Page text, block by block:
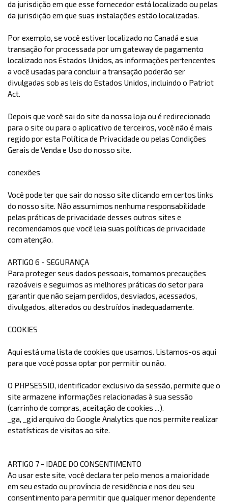
da jurisdição em que esse fornecedor está localizado ou pelas
da jurisdição em que suas instalações estão localizadas.
Por exemplo, se você estiver localizado no Canadá e sua
transação for processada por um gateway de pagamento
localizado nos Estados Unidos, as informações pertencentes
a você usadas para concluir a transação poderão ser
divulgadas sob as leis do Estados Unidos, incluindo o Patriot
Act.
Depois que você sai do site da nossa loja ou é redirecionado
para o site ou para o aplicativo de terceiros, você não é mais
regido por esta Política de Privacidade ou pelas Condições
Gerais de Venda e Uso do nosso site.
conexões
Você pode ter que sair do nosso site clicando em certos links
do nosso site. Não assumimos nenhuma responsabilidade
pelas práticas de privacidade desses outros sites e
recomendamos que você leia suas políticas de privacidade
com atenção.
ARTIGO 6 - SEGURANÇA
Para proteger seus dados pessoais, tomamos precauções
razoáveis ​​e seguimos as melhores práticas do setor para
garantir que não sejam perdidos, desviados, acessados,
divulgados, alterados ou destruídos inadequadamente.
COOKIES
Aqui está uma lista de cookies que usamos. Listamos-os aqui
para que você possa optar por permitir ou não.
O PHPSESSID, identificador exclusivo da sessão, permite que o
site armazene informações relacionadas à sua sessão
(carrinho de compras, aceitação de cookies ...).
_ga, _gid arquivo do Google Analytics que nos permite realizar
estatísticas de visitas ao site.
ARTIGO 7 - IDADE DO CONSENTIMENTO
Ao usar este site, você declara ter pelo menos a maioridade
em seu estado ou província de residência e nos deu seu
consentimento para permitir que qualquer menor dependente